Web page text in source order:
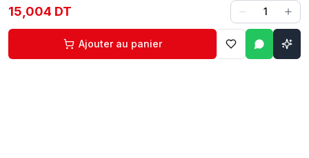
15,004 DT 1
Ajouter au panier